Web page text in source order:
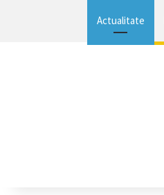
Actualitate